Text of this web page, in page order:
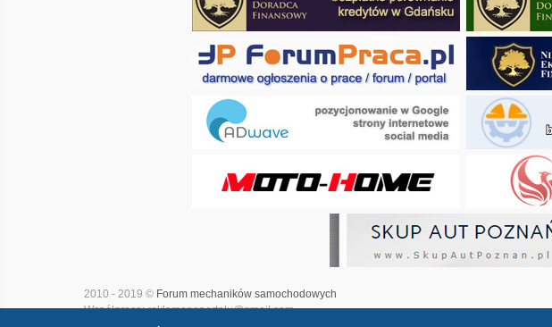
2010 - 2019 © Forum mechaników samochodowych
Współpraca: reklamanaportalu@gmail.com